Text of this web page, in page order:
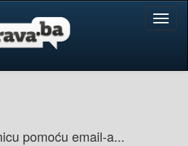
pomoću email-a...